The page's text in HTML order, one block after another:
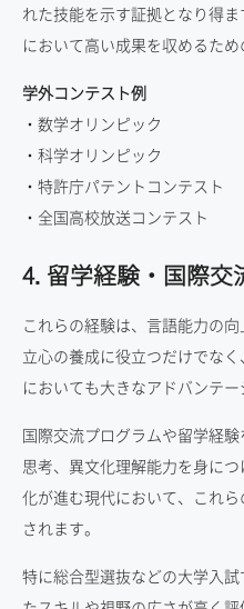
れた技能を示す証拠となり得
において高い成果を収めるため
学外コンテスト例
・数学オリンピック
・科学オリンピック
・特許庁パテントコンテスト
・全国高校放送コンテスト
4. 留学経験・ 国際交
これらの経験は、言語能力の
立心の養成に役立つだけでな
においても大きなアドバンテー
国際交流プログラムや留学経
思考、異文化理解能力を身に
化が進む現代において、これ
されます。
特に総合型選抜などの大学入